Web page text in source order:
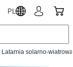
PL
Latarnia solarno-